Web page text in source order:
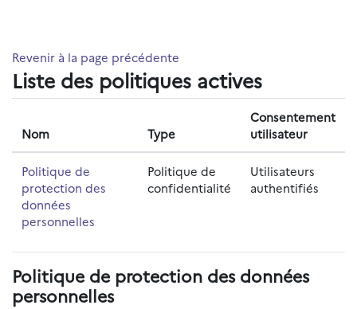
Revenir à la page précédente
Liste des politiques actives
Nom Type
Consentement
utilisateur
Politique de
protection des
données
personnelles
Politique de
confidentialité
Utilisateurs
authentifiés
Politique de protection des données
personnelles